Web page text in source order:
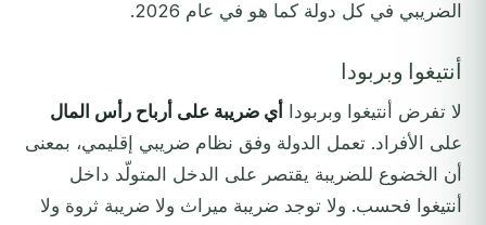
الضريبي في كل دولة كما هو في عام 2026.
أنتيغوا وبربودا
لا تفرض أنتيغوا وبربودا
أي ضريبة على أرباح رأس المال
على الأفراد. تعمل الدولة وفق نظام ضريبي إقليمي، بمعنى
أن الخضوع للضريبة يقتصر على الدخل المتولّد داخل
أنتيغوا فحسب. ولا توجد ضريبة ميراث ولا ضريبة ثروة ولا